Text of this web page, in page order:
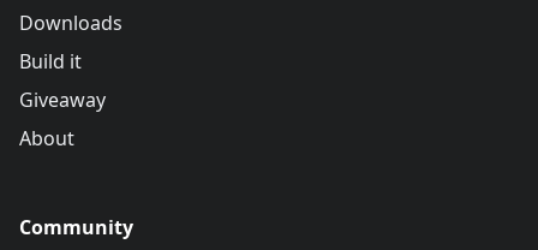
Downloads
Build it
Giveaway
About
Community